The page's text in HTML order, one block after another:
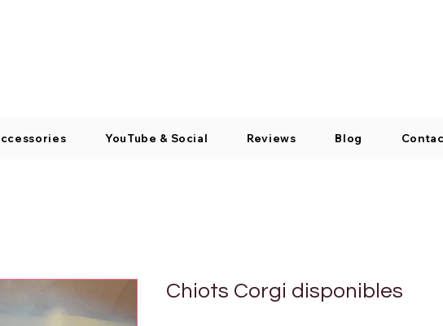
YouTube & Social Reviews Blog
Chiots Corgi disponibles